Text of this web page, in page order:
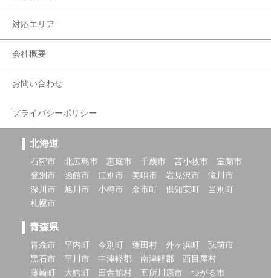
対応エリア
会社概要
お問い合わせ
プライバシーポリシー
北海道
石狩市 北広島市 恵庭市 千歳市 苫小牧市
室蘭市
登別市
函館市 江別市 美唄市 岩見沢市
滝川市
深川市
旭川市 小樽市 余市町 倶知安町
当別町
札幌市
青森県
青森市 平内町 今別町 蓬田村 外ヶ浜町
弘前市
黒石市
平川市 中津軽郡 南津軽郡
西目屋村
藤崎町
大鰐町 田舎館村 五所川原市
つがる市